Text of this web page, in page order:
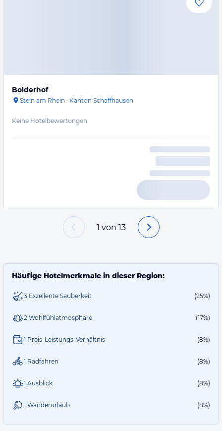
Bolderhof
Stein am Rhein · Kanton Schaffhausen
Keine Hotelbewertungen
1 von 13
Häufige Hotelmerkmale in dieser Region:
3 Exzellente Sauberkeit (25%)
2 Wohlfühlatmosphäre (17%)
1 Preis-Leistungs-Verhältnis (8%)
1 Radfahren (8%)
1 Ausblick (8%)
1 Wanderurlaub (8%)